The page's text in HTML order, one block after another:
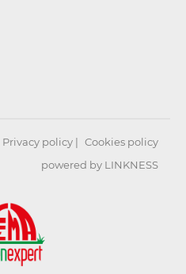
Privacy policy
Cookies policy
powered by LINKNESS